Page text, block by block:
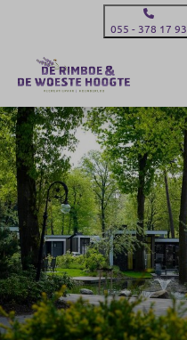
055 - 378 17 93